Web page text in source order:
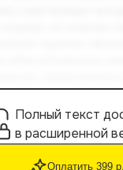
Полный текст
в расширенной
Оплатить 399 р.